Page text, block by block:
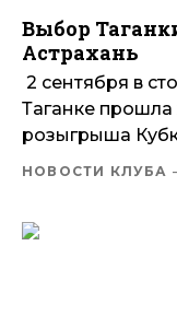
Выбор
Астрахань
2 сентября в
Таганке прошла
розыгрыша
НОВОСТИ КЛУБА